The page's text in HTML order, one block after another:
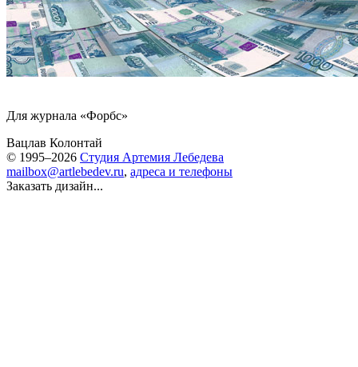
Для журнала «Форбс»
Вацлав Колонтай
© 1995–2026 Студия Артемия Лебедева
mailbox@artlebedev.ru, адреса и телефоны
Заказать дизайн...